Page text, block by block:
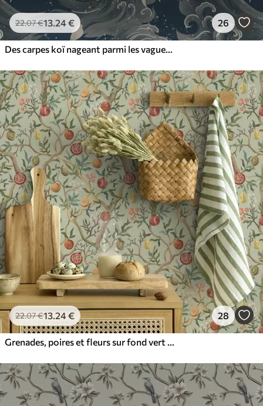
22.07€13.24€ 26
Des carpes koï nageant parmi les vagues spectaculaires de l'océan
22.07€13.24€ 28
Grenades, poires et fleurs sur fond vert pâle